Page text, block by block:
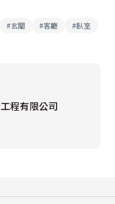
#玄關 #客廳 #臥室
程有限公司